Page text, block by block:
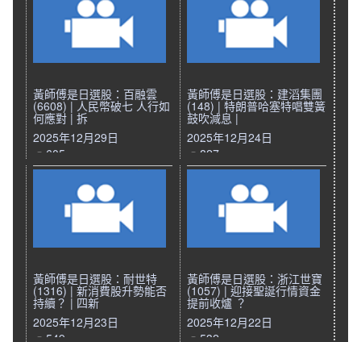
黃師傅是日選股：百融雲
(6608) | 人民幣破七 人行如
何應對 | 拆
2025年12月29日
605
黃師傅是日選股：建滔集團
(148) | 特朗普哈塞特唱雙簧
鼓吹減息 |
2025年12月24日
827
黃師傅是日選股：耐世特
(1316) | 新消費股升勢能否
持續？ | 四新
2025年12月23日
549
黃師傅是日選股：浙江世寶
(1057) | 迎接聖誕行情資金
提前收爐 ？
2025年12月22日
532